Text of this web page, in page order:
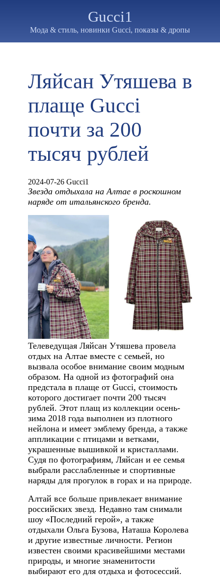
Gucci1
Мода & стиль, новинки Gucci, показы & дропы
Ляйсан Утяшева в
плаще Gucci
почти за 200
тысяч рублей
2024-07-26 Gucci1
Звезда отдыхала на Алтае в роскошном
наряде от итальянского бренда.
Телеведущая Ляйсан Утяшева провела
отдых на Алтае вместе с семьей, но
вызвала особое внимание своим модным
образом. На одной из фотографий она
предстала в плаще от Gucci, стоимость
которого достигает почти 200 тысяч
рублей. Этот плащ из коллекции осень-
зима 2018 года выполнен из плотного
нейлона и имеет эмблему бренда, а также
аппликации с птицами и ветками,
украшенные вышивкой и кристаллами.
Судя по фотографиям, Ляйсан и ее семья
выбрали расслабленные и спортивные
наряды для прогулок в горах и на природе.
Алтай все больше привлекает внимание
российских звезд. Недавно там снимали
шоу «Последний герой», а также
отдыхали Ольга Бузова, Наташа Королева
и другие известные личности. Регион
известен своими красивейшими местами
природы, и многие знаменитости
выбирают его для отдыха и фотосессий.